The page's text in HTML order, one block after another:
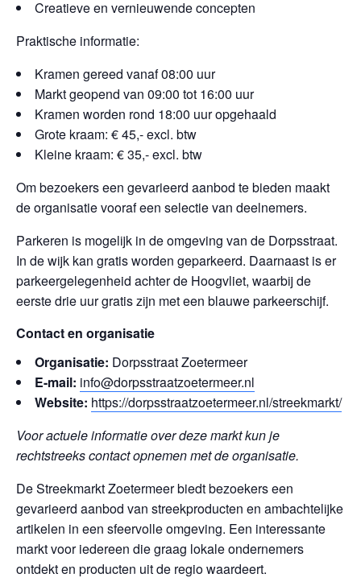
Creatieve en vernieuwende concepten
Praktische informatie:
Kramen gereed vanaf 08:00 uur
Markt geopend van 09:00 tot 16:00 uur
Kramen worden rond 18:00 uur opgehaald
Grote kraam: € 45,- excl. btw
Kleine kraam: € 35,- excl. btw
Om bezoekers een gevarieerd aanbod te bieden maakt
de organisatie vooraf een selectie van deelnemers.
Parkeren is mogelijk in de omgeving van de Dorpsstraat.
In de wijk kan gratis worden geparkeerd. Daarnaast is er
parkeergelegenheid achter de Hoogvliet, waarbij de
eerste drie uur gratis zijn met een blauwe parkeerschijf.
Contact en organisatie
Organisatie: Dorpsstraat Zoetermeer
E-mail: info@dorpsstraatzoetermeer.nl
Website: https://dorpsstraatzoetermeer.nl/streekmarkt/
Voor actuele informatie over deze markt kun je
rechtstreeks contact opnemen met de organisatie.
De Streekmarkt Zoetermeer biedt bezoekers een
gevarieerd aanbod van streekproducten en ambachtelijke
artikelen in een sfeervolle omgeving. Een interessante
markt voor iedereen die graag lokale ondernemers
ontdekt en producten uit de regio waardeert.